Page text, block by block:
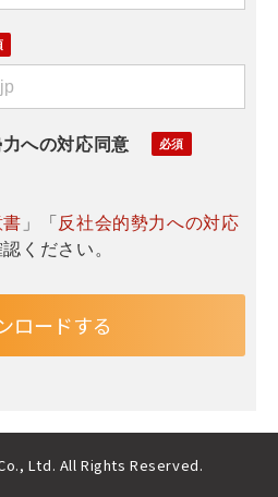
への対応同意
」「反社会的勢力への対応
ください。
Ltd. All Rights Reserved.